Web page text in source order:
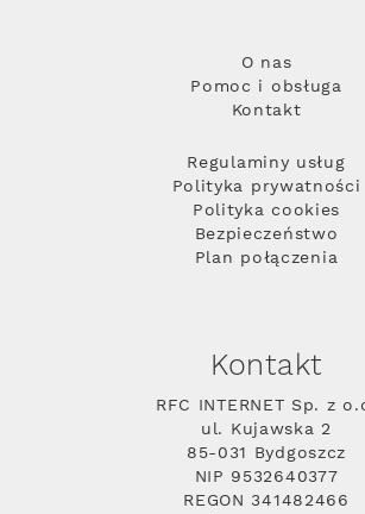
O nas
Pomoc i obsługa
Kontakt
Regulaminy usług
Polityka prywatności
Polityka cookies
Bezpieczeństwo
Plan połączenia
Kontakt
RFC INTERNET Sp. z
ul. Kujawska 2
85-031 Bydgoszcz
NIP 9532640377
REGON 341482466